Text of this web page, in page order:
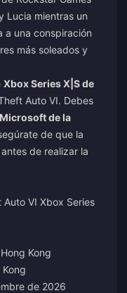
Lucia mientras un
a una conspiración
más soleados y
Xbox Series X|S de
Auto VI. Debes
de la
de que la
de realizar la
Auto VI Xbox Series
Kong
Kong
de 2026